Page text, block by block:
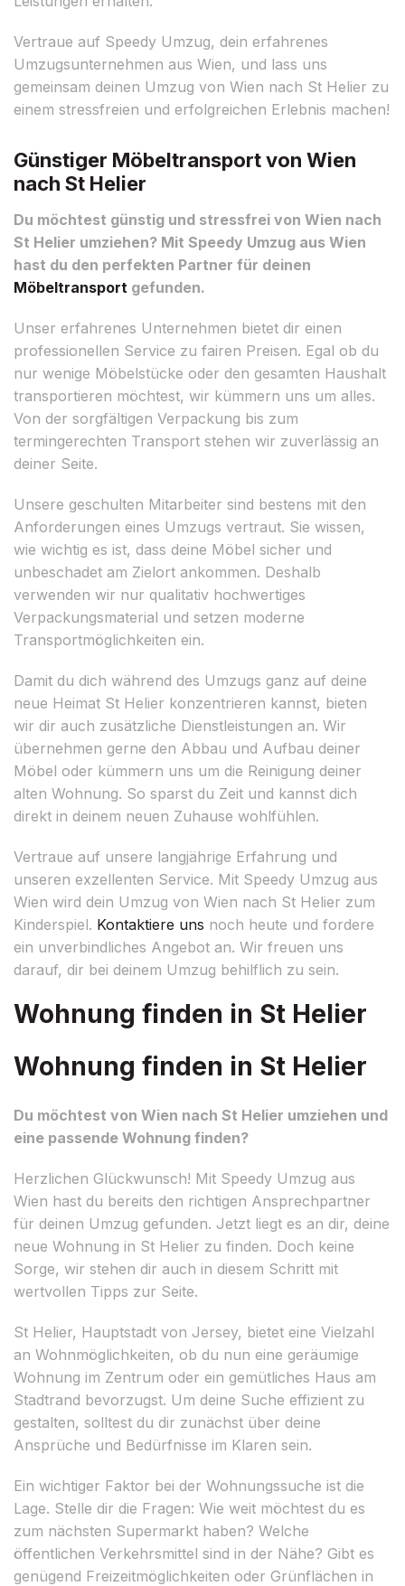
Vertraue auf Speedy Umzug, dein erfahrenes
Umzugsunternehmen aus Wien, und lass uns
gemeinsam deinen Umzug von Wien nach St Helier zu
einem stressfreien und erfolgreichen Erlebnis machen!
Günstiger Möbeltransport von Wien
nach St Helier
Du möchtest günstig und stressfrei von Wien nach
St Helier umziehen? Mit Speedy Umzug aus Wien
hast du den perfekten Partner für deinen
Möbeltransport gefunden.
Unser erfahrenes Unternehmen bietet dir einen
professionellen Service zu fairen Preisen. Egal ob du
nur wenige Möbelstücke oder den gesamten Haushalt
transportieren möchtest, wir kümmern uns um alles.
Von der sorgfältigen Verpackung bis zum
termingerechten Transport stehen wir zuverlässig an
deiner Seite.
Unsere geschulten Mitarbeiter sind bestens mit den
Anforderungen eines Umzugs vertraut. Sie wissen,
wie wichtig es ist, dass deine Möbel sicher und
unbeschadet am Zielort ankommen. Deshalb
verwenden wir nur qualitativ hochwertiges
Verpackungsmaterial und setzen moderne
Transportmöglichkeiten ein.
Damit du dich während des Umzugs ganz auf deine
neue Heimat St Helier konzentrieren kannst, bieten
wir dir auch zusätzliche Dienstleistungen an. Wir
übernehmen gerne den Abbau und Aufbau deiner
Möbel oder kümmern uns um die Reinigung deiner
alten Wohnung. So sparst du Zeit und kannst dich
direkt in deinem neuen Zuhause wohlfühlen.
Vertraue auf unsere langjährige Erfahrung und
unseren exzellenten Service. Mit Speedy Umzug aus
Wien wird dein Umzug von Wien nach St Helier zum
Kinderspiel. Kontaktiere uns noch heute und fordere
ein unverbindliches Angebot an. Wir freuen uns
darauf, dir bei deinem Umzug behilflich zu sein.
Wohnung finden in St Helier
Wohnung finden in St Helier
Du möchtest von Wien nach St Helier umziehen und
eine passende Wohnung finden?
Herzlichen Glückwunsch! Mit Speedy Umzug aus
Wien hast du bereits den richtigen Ansprechpartner
für deinen Umzug gefunden. Jetzt liegt es an dir, deine
neue Wohnung in St Helier zu finden. Doch keine
Sorge, wir stehen dir auch in diesem Schritt mit
wertvollen Tipps zur Seite.
St Helier, Hauptstadt von Jersey, bietet eine Vielzahl
an Wohnmöglichkeiten, ob du nun eine geräumige
Wohnung im Zentrum oder ein gemütliches Haus am
Stadtrand bevorzugst. Um deine Suche effizient zu
gestalten, solltest du dir zunächst über deine
Ansprüche und Bedürfnisse im Klaren sein.
Ein wichtiger Faktor bei der Wohnungssuche ist die
Lage. Stelle dir die Fragen: Wie weit möchtest du es
zum nächsten Supermarkt haben? Welche
öffentlichen Verkehrsmittel sind in der Nähe? Gibt es
genügend Freizeitmöglichkeiten oder Grünflächen in